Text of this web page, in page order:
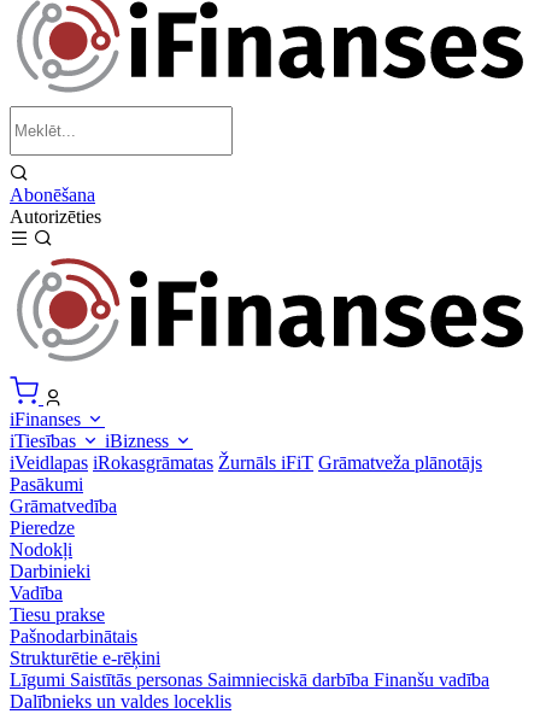
Abonēšana
Autorizēties
iFinanses
iTiesības
iBizness
iVeidlapas iRokasgrāmatas Žurnāls iFiT Grāmatveža plānotājs
Pasākumi
Grāmatvedība
Pieredze
Nodokļi
Darbinieki
Vadība
Tiesu prakse
Pašnodarbinātais
Strukturētie e-rēķini
Līgumi Saistītās personas Saimnieciskā darbība Finanšu vadība
Dalībnieks un valdes loceklis